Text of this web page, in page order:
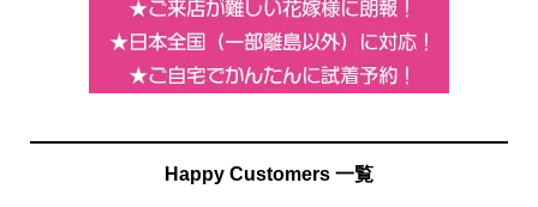
Happy Customers 一覧